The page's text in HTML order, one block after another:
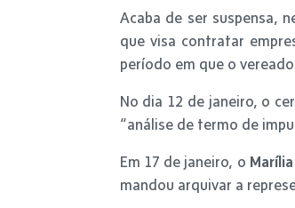
Acaba de ser suspensa,
que visa contratar
período em que o
No dia 12 de janeiro, o
“análise de termo de
Em 17 de janeiro, o
mandou arquivar a